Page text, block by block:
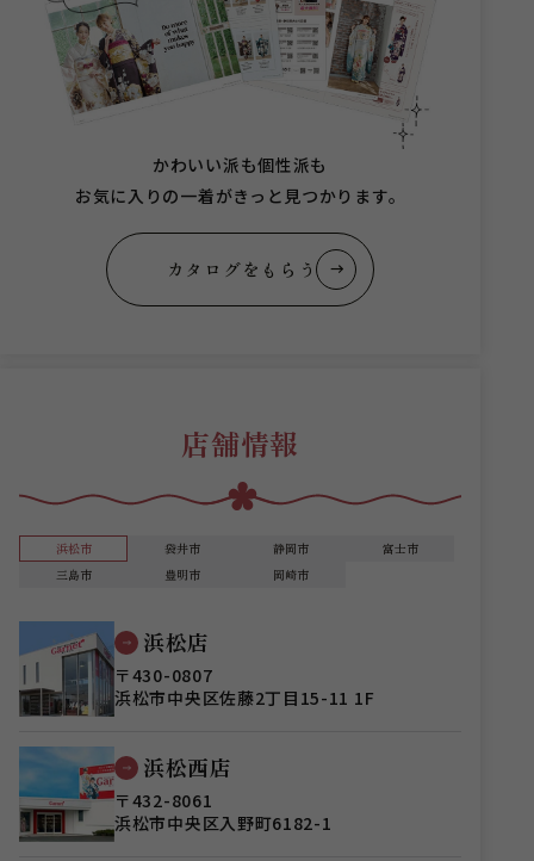
かわいい派も個性派も
お気に入りの一着がきっと見つかります。
カタログをもらう
店舗情報
浜松市 袋井市 静岡市
富士市
三島市
豊明市 岡崎市
浜松店
〒430-0807
浜松市中央区佐藤2丁目15-11 1F
浜松西店
〒432-8061
浜松市中央区入野町6182-1